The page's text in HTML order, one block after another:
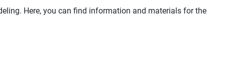
Here, you can find information and materials for the